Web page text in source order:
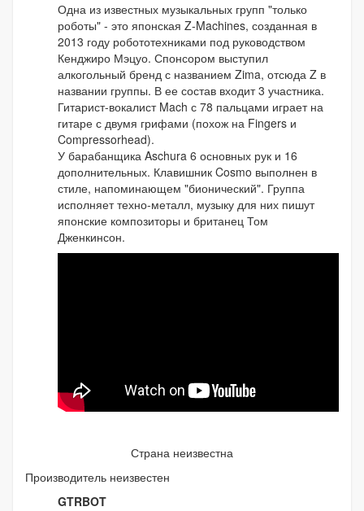
Одна из известных музыкальных групп "только
роботы" - это японская Z-Machines, созданная в
2013 году робототехниками под руководством
Кенджиро Мэцуо. Спонсором выступил
алкогольный бренд с названием Zima, отсюда Z в
названии группы. В ее состав входит 3 участника.
Гитарист-вокалист Mach с 78 пальцами играет на
гитаре с двумя грифами (похож на Fingers и
Compressorhead).
У барабанщика Aschura 6 основных рук и 16
дополнительных. Клавишник Cosmo выполнен в
стиле, напоминающем "бионический". Группа
исполняет техно-металл, музыку для них пишут
японские композиторы и британец Том
Дженкинсон.
Страна неизвестна
Производитель неизвестен
GTRBOT